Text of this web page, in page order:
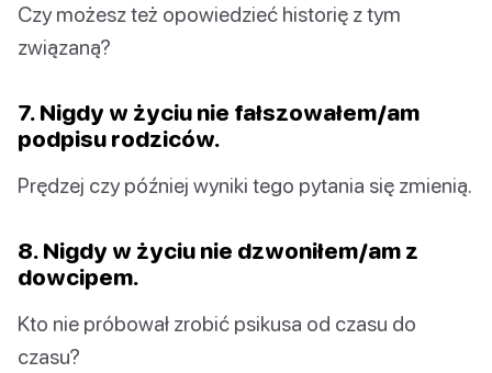
Czy możesz też opowiedzieć historię z tym
związaną?
7. Nigdy w życiu nie fałszowałem/am
podpisu rodziców.
Prędzej czy później wyniki tego pytania się zmienią.
8. Nigdy w życiu nie dzwoniłem/am z
dowcipem.
Kto nie próbował zrobić psikusa od czasu do
czasu?